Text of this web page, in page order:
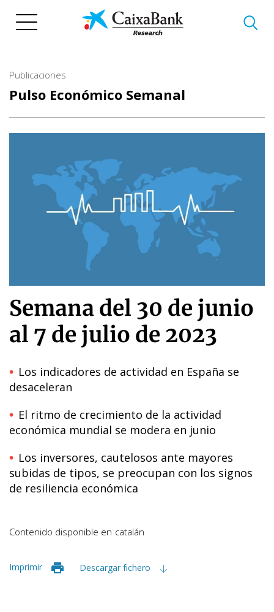
Publicaciones
Pulso Económico Semanal
Semana del 30 de junio
al 7 de julio de 2023
Los indicadores de actividad en España se
desaceleran
El ritmo de crecimiento de la actividad
económica mundial se modera en junio
Los inversores, cautelosos ante mayores
subidas de tipos, se preocupan con los signos
de resiliencia económica
Contenido disponible en catalán
Imprimir Descargar fichero